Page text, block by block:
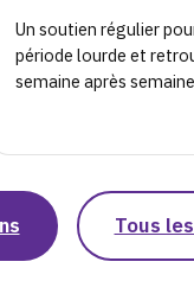
Un soutien régulier
période lourde et
semaine après
Tous